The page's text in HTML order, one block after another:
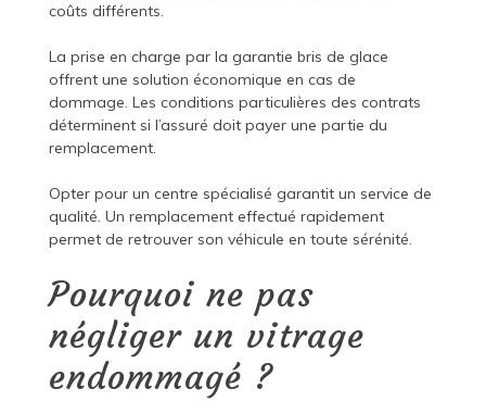
coûts différents.
La prise en charge par la garantie bris de glace
offrent une solution économique en cas de
dommage. Les conditions particulières des contrats
déterminent si l’assuré doit payer une partie du
remplacement.
Opter pour un centre spécialisé garantit un service de
qualité. Un remplacement effectué rapidement
permet de retrouver son véhicule en toute sérénité.
Pourquoi ne pas
négliger un vitrage
endommagé ?